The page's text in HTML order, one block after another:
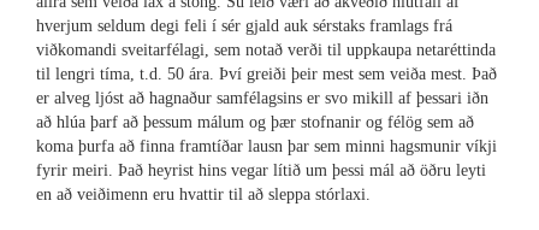
hverjum seldum degi feli í sér gjald auk sérstaks framlags frá
viðkomandi sveitarfélagi, sem notað verði til uppkaupa netaréttinda
til lengri tíma, t.d. 50 ára. Því greiði þeir mest sem veiða mest. Það
er alveg ljóst að hagnaður samfélagsins er svo mikill af þessari iðn
að hlúa þarf að þessum málum og þær stofnanir og félög sem að
koma þurfa að finna framtíðar lausn þar sem minni hagsmunir víkji
fyrir meiri. Það heyrist hins vegar lítið um þessi mál að öðru leyti
en að veiðimenn eru hvattir til að sleppa stórlaxi.